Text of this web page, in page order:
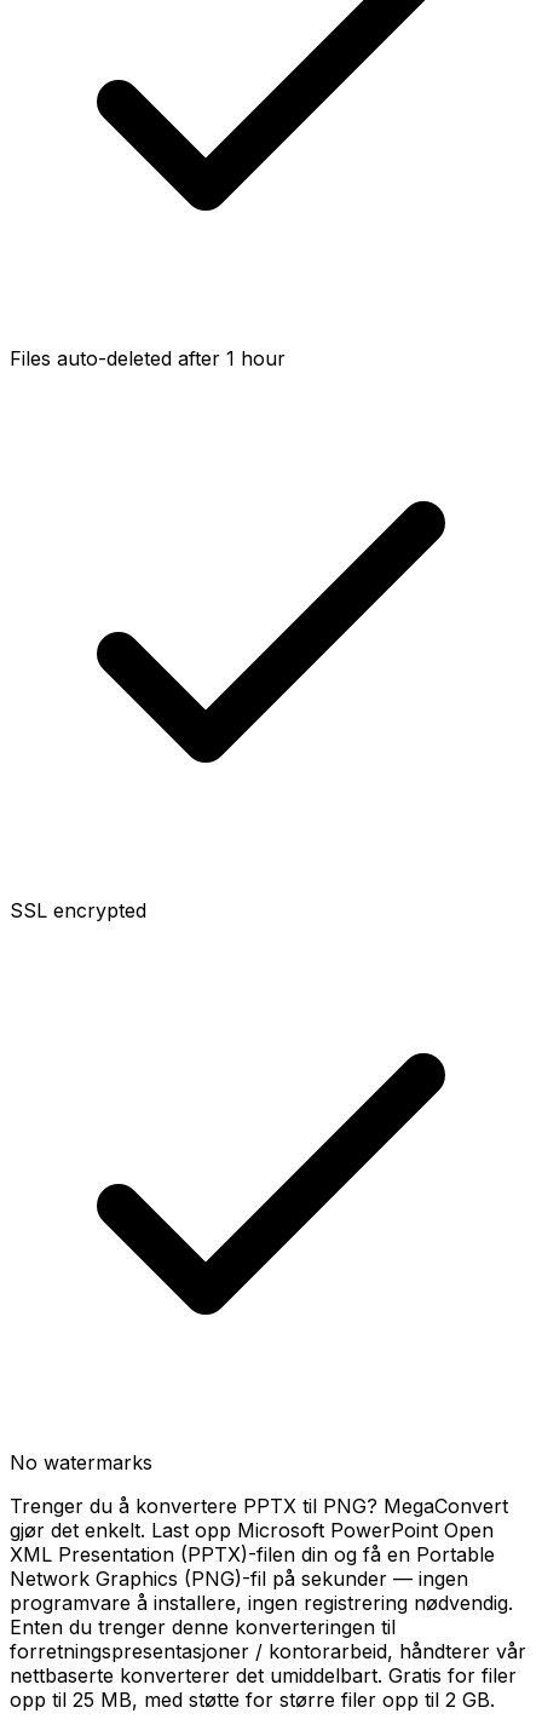
Files auto-deleted after 1 hour
SSL encrypted
No watermarks
Trenger du å konvertere PPTX til PNG? MegaConvert
gjør det enkelt. Last opp Microsoft PowerPoint Open
XML Presentation (PPTX)-filen din og få en Portable
Network Graphics (PNG)-fil på sekunder — ingen
programvare å installere, ingen registrering nødvendig.
Enten du trenger denne konverteringen til
forretningspresentasjoner / kontorarbeid, håndterer vår
nettbaserte konverterer det umiddelbart. Gratis for filer
opp til 25 MB, med støtte for større filer opp til 2 GB.